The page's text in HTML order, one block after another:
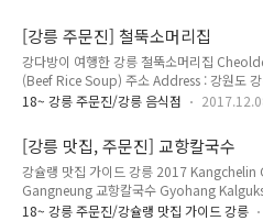
격 Menu with Prices : 고등어조림 (1인분)
(1인분) 10,000원 오징어조림 (1인분)
빔밥 7,000원 돌솥비빔밥 8,000원 갈비탕
육개장 9,000원 8,000원 부대찌개 10,000
개 7,000원 김치찌개 7,000원공기밥 1,000
[강릉 주문진] 철뚝소머리집
강다방이 여행한 강릉 철뚝소머리집
(Beef Rice Soup) 주소 Address : 강원도
둑길 42 (주문리 326-2) 42, Cheolduk-gil,
3747 영업 시간 Opening Hours : 06:30 ~
째주 목요일 휴무 Every 2nd 4th Thursday
격 Menu with Prices : 소머리국밥 12,000
원 7,000원 소머리국밥 (특) 10,000원 소머
마음이 허해질 때 찾는곳. 웬만한 순대국밥보
18~ 강릉 주문진/강릉 음식점
[강릉 맛집, 주문진] 교항칼국수
강슐랭 맛집 가이드 강릉 2017
Gangneung 교항칼국수 Gyohang
Address : 강원도 강릉시 주문진읍 주문로
18~ 강릉 주문진/강슐랭 맛집 가이드 강릉